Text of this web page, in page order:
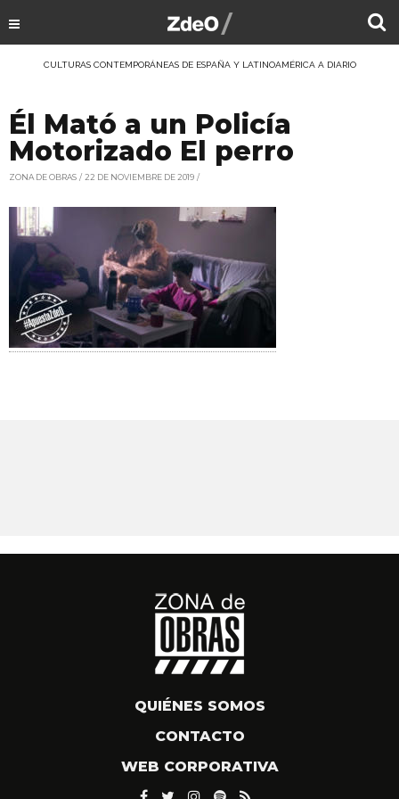
CULTURAS CONTEMPORÁNEAS DE ESPAÑA Y LATINOAMÉRICA A DIARIO
Él Mató a un Policía
Motorizado El perro
ZONA DE OBRAS 22 DE NOVIEMBRE DE 2019
QUIÉNES SOMOS
CONTACTO
WEB CORPORATIVA